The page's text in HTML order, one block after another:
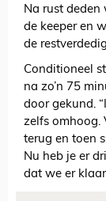
Na rust deden
de keeper en
de
Conditioneel
na zo’n 75
door gekund.
zelfs omhoog.
terug en toen
Nu heb je er
dat we er